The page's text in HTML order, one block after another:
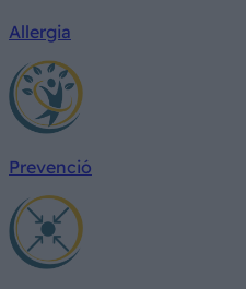
Allergia
Prevenció